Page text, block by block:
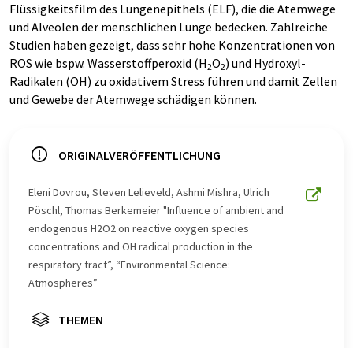
Flüssigkeitsfilm des Lungenepithels (ELF), die die Atemwege
und Alveolen der menschlichen Lunge bedecken. Zahlreiche
Studien haben gezeigt, dass sehr hohe Konzentrationen von
ROS wie bspw. Wasserstoffperoxid (H2O2) und Hydroxyl-
Radikalen (OH) zu oxidativem Stress führen und damit Zellen
und Gewebe der Atemwege schädigen können.
ORIGINALVERÖFFENTLICHUNG
Eleni Dovrou, Steven Lelieveld, Ashmi Mishra, Ulrich
Pöschl, Thomas Berkemeier "Influence of ambient and
endogenous H2O2 on reactive oxygen species
concentrations and OH radical production in the
respiratory tract”, “Environmental Science:
Atmospheres”
THEMEN